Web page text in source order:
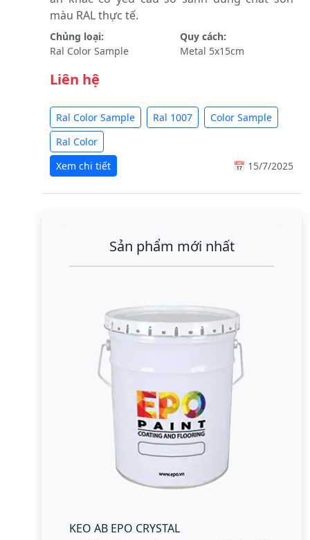
màu RAL thực tế.
Chủng loại:
Ral Color Sample
Quy cách:
Metal 5x15cm
Liên hệ
Ral Color Sample Ral 1007
Color Sample
Ral Color
Xem chi tiết
📅 15/7/2025
Sản phẩm mới nhất
KEO AB EPO CRYSTAL